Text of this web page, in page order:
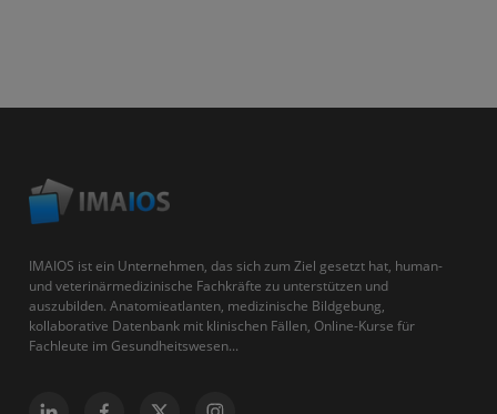
IMAIOS ist ein Unternehmen, das sich zum Ziel gesetzt hat, human-
und veterinärmedizinische Fachkräfte zu unterstützen und
auszubilden. Anatomieatlanten, medizinische Bildgebung,
kollaborative Datenbank mit klinischen Fällen, Online-Kurse für
Fachleute im Gesundheitswesen...